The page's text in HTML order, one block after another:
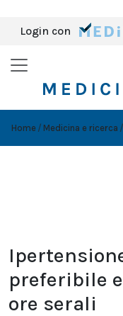
Login con
Home Medicina e ricerca
preferibile
ore serali